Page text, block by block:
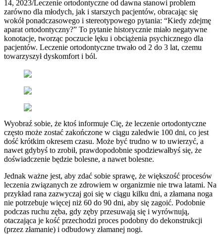
14, 2023/Leczenie ortodontyczne od dawna stanowi problem
zarówno dla młodych, jak i starszych pacjentów, obracając się
wokół ponadczasowego i stereotypowego pytania: “Kiedy zdejmę
aparat ortodontyczny?” To pytanie historycznie miało negatywne
konotacje, tworząc poczucie lęku i obciążenia psychicznego dla
pacjentów. Leczenie ortodontyczne trwało od 2 do 3 lat, czemu
towarzyszył dyskomfort i ból.
Wyobraź sobie, że ktoś informuje Cię, że leczenie ortodontyczne
często może zostać zakończone w ciągu zaledwie 100 dni, co jest
dość krótkim okresem czasu. Może być trudno w to uwierzyć, a
nawet gdybyś to zrobił, prawdopodobnie spodziewałbyś się, że
doświadczenie będzie bolesne, a nawet bolesne.
Jednak ważne jest, aby zdać sobie sprawę, że większość procesów
leczenia związanych ze zdrowiem w organizmie nie trwa latami. Na
przykład rana zazwyczaj goi się w ciągu kilku dni, a złamana noga
nie potrzebuje więcej niż 60 do 90 dni, aby się zagoić. Podobnie
podczas ruchu zęba, gdy zęby przesuwają się i wyrównują,
otaczająca je kość przechodzi proces podobny do dekonstrukcji
(przez złamanie) i odbudowy złamanej nogi.